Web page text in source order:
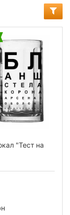
"Тест на